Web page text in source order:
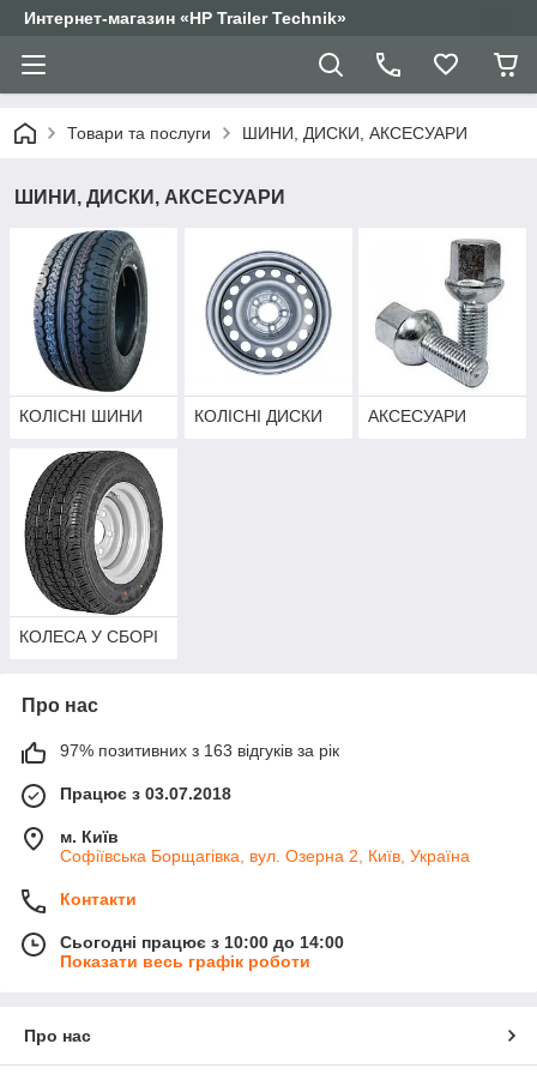
Интернет-магазин «HP Trailer Technik»
Товари та послуги ШИНИ, ДИСКИ, АКСЕСУАРИ
ШИНИ, ДИСКИ, АКСЕСУАРИ
КОЛІСНІ ШИНИ КОЛІСНІ ДИСКИ АКСЕСУАРИ
КОЛЕСА У СБОРІ
Про нас
97% позитивних з 163 відгуків за рік
Працює з 03.07.2018
м. Київ
Софіївська Борщагівка, вул. Озерна 2, Київ, Україна
Контакти
Сьогодні працює з 10:00 до 14:00
Показати весь графік роботи
Про нас